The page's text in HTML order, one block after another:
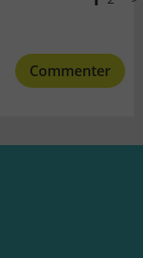
Commenter